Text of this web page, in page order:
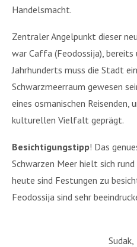
Handelsmacht.
Zentraler Angelpunkt dieser
war Caffa (Feodossija),
Jahrhunderts muss die Stadt
Schwarzmeerraum gewesen
eines osmanischen Reisenden,
kulturellen Vielfalt geprägt.
Besichtigungstipp! Das
Schwarzen Meer hielt sich
heute sind Festungen zu
Feodossija sind sehr
Sudak,